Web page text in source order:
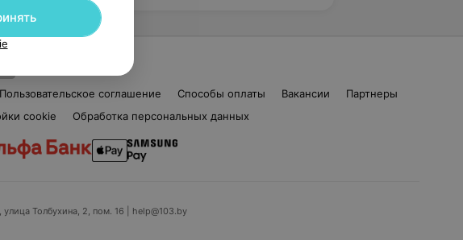
Пользовательское соглашение Способы оплаты Вакансии
Партнеры
cookie Обработка персональных данных
улица Толбухина, 2, пом. 16 | help@103.by